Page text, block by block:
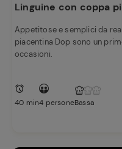
Linguine con coppa
Appetitose e semplici da
piacentina Dop sono un
occasioni.
40 min4 personeBassa